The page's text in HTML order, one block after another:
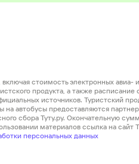
стоимость электронных авиа-
продукта, а также расписание
источников. Туристский
автобусы предоставляются
сбора Туту.ру. Окончательную
материалов ссылка на сайт
персональных данных